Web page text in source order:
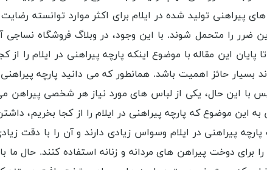
پیراهنی تولید شده در ایلام برای اکثر موارد توانسته
ضرر را متحمل شوند. با این وجود، در وبلاگ فروشگاه
این مقاله با موضوع اینکه پارچه پیراهنی در ایلام را
بسیار حائز اهمیت باشد. همانطور که می دانید پارچه
با این حال، یکی از لباس های مورد نیاز هر شخصی پیراهن
به این موضوع که پارچه پیراهنی در ایلام را از کجا بخریم،
پیراهنی در ایلام وسواس زیادی دارند و آن را با دقت
را برای دوخت پیراهن های مردانه و زنانه استفاده کنند. حال